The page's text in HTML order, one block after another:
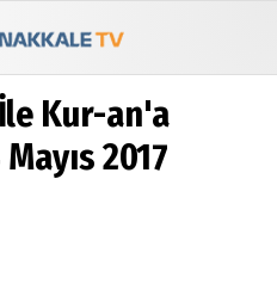
Köşe
Yazarları
Künye
Kur-an'a
2017